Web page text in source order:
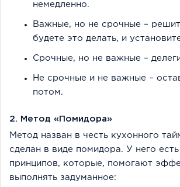
немедленно.
Важные, но не срочные –
будете это делать, и
Срочные, но не важные –
Не срочные и не важные –
потом.
2. Метод «Помидора»
Метод назван в честь кухонного
сделан в виде помидора. У него
принципов, которые, помогают
выполнять задуманное: